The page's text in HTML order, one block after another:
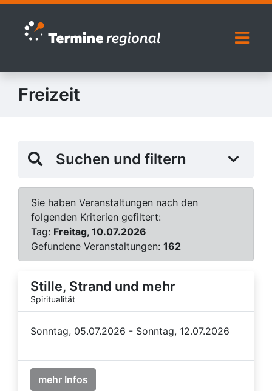
Zur Navigation springen
Zum Inhalt springen
Freizeit
Suchen und filtern
Sie haben Veranstaltungen nach den
folgenden Kriterien gefiltert:
Tag: Freitag, 10.07.2026
Gefundene Veranstaltungen: 162
Stille, Strand und mehr
Spiritualität
Sonntag, 05.07.2026 - Sonntag, 12.07.2026
mehr Infos